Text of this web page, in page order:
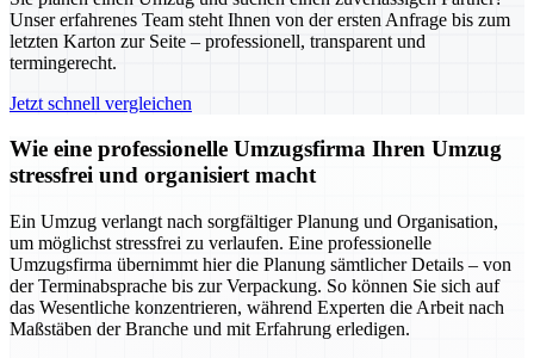
Unser erfahrenes Team steht Ihnen von der ersten Anfrage bis zum
letzten Karton zur Seite – professionell, transparent und
termingerecht.
Jetzt schnell vergleichen
Wie eine professionelle Umzugsfirma Ihren Umzug
stressfrei und organisiert macht
Ein Umzug verlangt nach sorgfältiger Planung und Organisation,
um möglichst stressfrei zu verlaufen. Eine professionelle
Umzugsfirma übernimmt hier die Planung sämtlicher Details – von
der Terminabsprache bis zur Verpackung. So können Sie sich auf
das Wesentliche konzentrieren, während Experten die Arbeit nach
Maßstäben der Branche und mit Erfahrung erledigen.